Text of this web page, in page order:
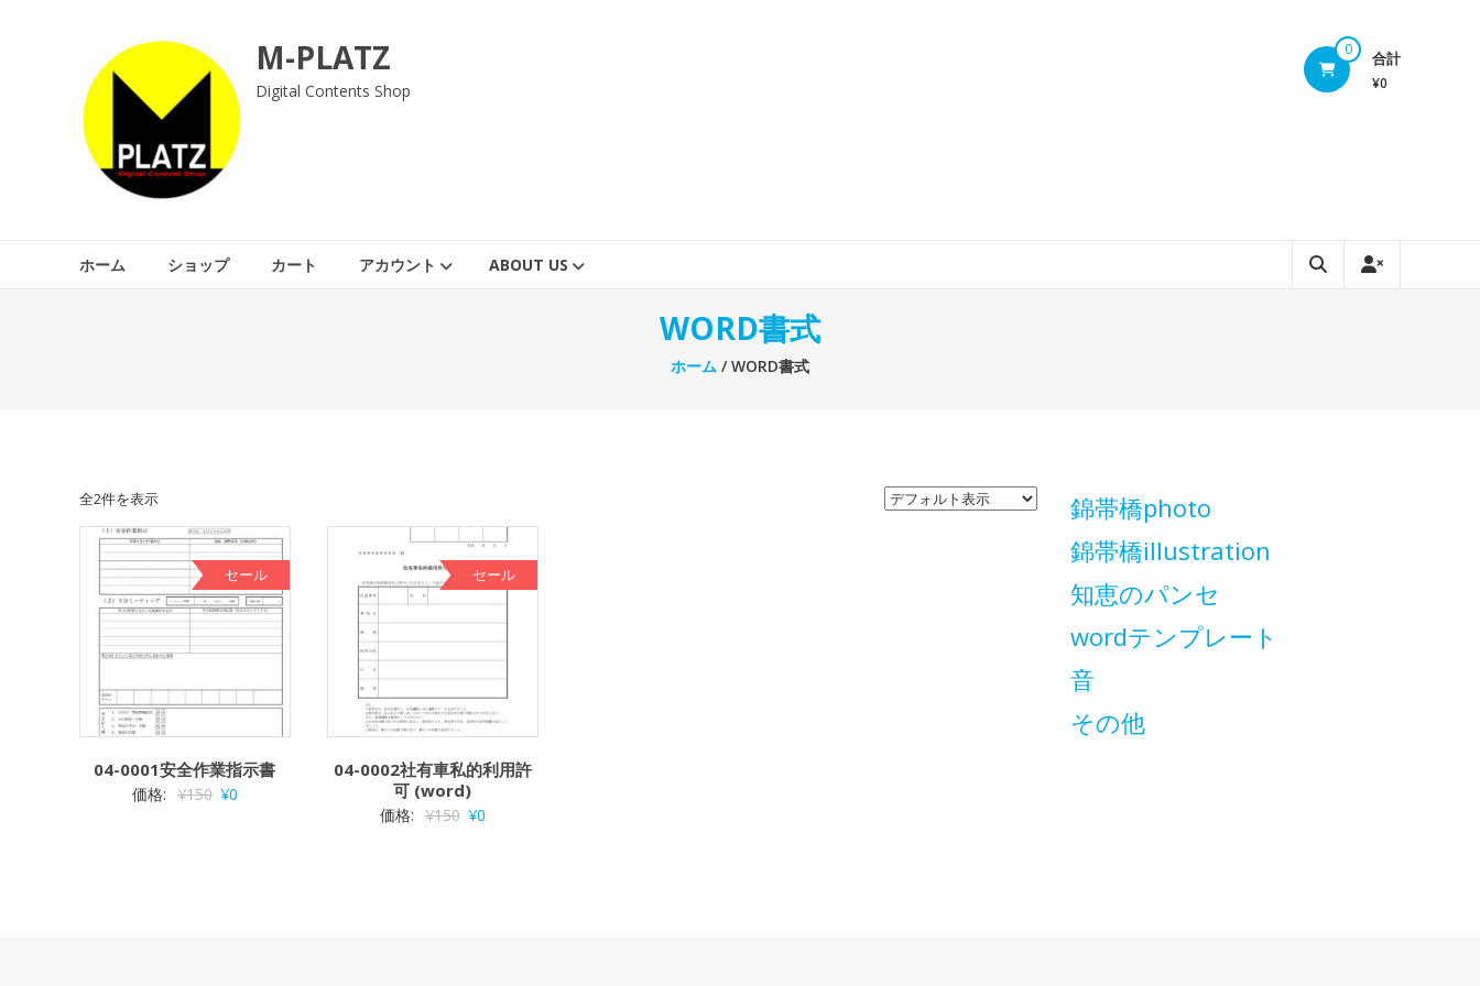
M-PLATZ
Digital Contents Shop
0 合計
¥0
ホーム ショップ カート アカウント ABOUT US
WORD書式
ホーム / WORD書式
全2件を表示
セール
04-0001安全作業指示書
価格: ¥150 ¥0
セール
04-0002社有車私的利用許
可 (word)
価格: ¥150 ¥0
錦帯橋photo
錦帯橋illustration
知恵のパンセ
wordテンプレート
音
その他